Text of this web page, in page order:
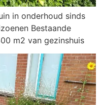
in onderhoud sinds
Bestaande
m2 van gezinshuis